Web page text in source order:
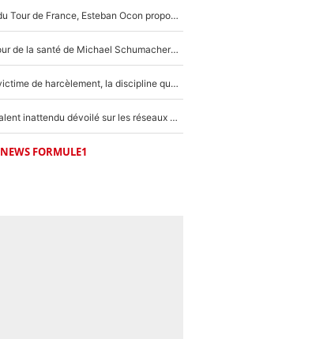
Comme pour le final du Tour de France, Esteban Ocon propose un Grand Prix de Formule 1 à Paris : «Autour de l’Arc de Triomphe, ce serait génial» !
Nouvelle rumeur autour de la santé de Michael Schumacher : Sa femme Corinna sort du silence
F1 - Lewis Hamilton victime de harcèlement, la discipline qui lui a évité le pire : «J'aurais probablement mal tourné»
Lewis Hamilton : Le talent inattendu dévoilé sur les réseaux sociaux qui a impressionné Kim Kardashian pendant leurs vacances en amoureux !
NEWS FORMULE1